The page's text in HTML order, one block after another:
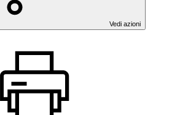
Vedi azioni